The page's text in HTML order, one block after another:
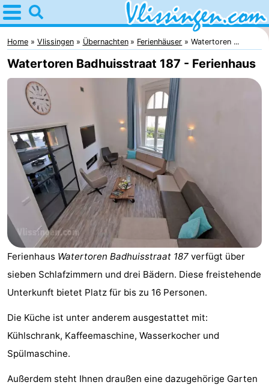
Home
Vlissingen
Tipps
Übernachten
Appartements
Martina
Campingplätze
Ferienhäuser
-
Noordzee
-
Home Vlissingen Übernachten Ferienhäuser Watertoren ...
Watertoren Badhuisstraat 187 - Ferienhaus
Ferienhaus Watertoren Badhuisstraat 187 verfügt über
sieben Schlafzimmern und drei Bädern. Diese freistehende
Unterkunft bietet Platz für bis zu 16 Personen.
Die Küche ist unter anderem ausgestattet mit:
Kühlschrank, Kaffeemaschine, Wasserkocher und
Spülmaschine.
Außerdem steht Ihnen draußen eine dazugehörige Garten